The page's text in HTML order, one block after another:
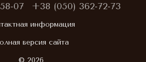
07 +38 (050) 362-72-73
информация
версия сайта
© 2026